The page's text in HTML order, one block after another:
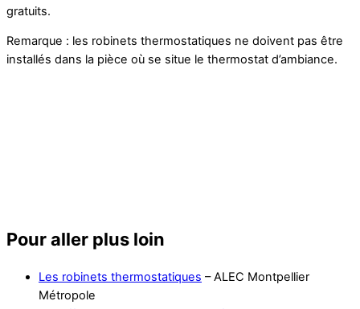
gratuits.
Remarque : les robinets thermostatiques ne doivent pas être
installés dans la pièce où se situe le thermostat d’ambiance.
Pour aller plus loin
Les robinets thermostatiques – ALEC Montpellier
Métropole